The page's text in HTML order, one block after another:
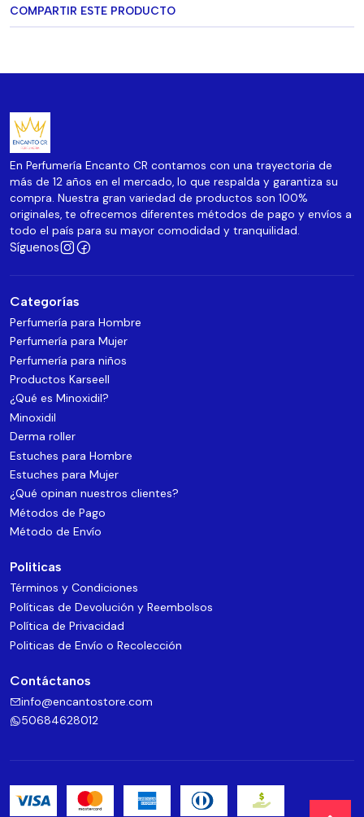
COMPARTIR ESTE PRODUCTO
En Perfumería Encanto CR contamos con una trayectoria de
más de 12 años en el mercado, lo que respalda y garantiza su
compra. Nuestra gran variedad de productos son 100%
originales, te ofrecemos diferentes métodos de pago y envíos a
todo el país para su mayor comodidad y tranquilidad.
Síguenos
Categorías
Perfumería para Hombre
Perfumería para Mujer
Perfumería para niños
Productos Karseell
¿Qué es Minoxidil?
Minoxidil
Derma roller
Estuches para Hombre
Estuches para Mujer
¿Qué opinan nuestros clientes?
Métodos de Pago
Método de Envío
Politicas
Términos y Condiciones
Políticas de Devolución y Reembolsos
Política de Privacidad
Politicas de Envío o Recolección
Contáctanos
info@encantostore.com
50684628012